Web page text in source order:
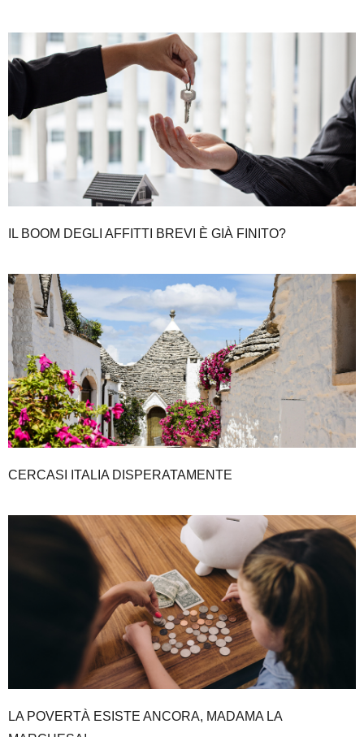
IL BOOM DEGLI AFFITTI BREVI È GIÀ FINITO?
CERCASI ITALIA DISPERATAMENTE
LA POVERTÀ ESISTE ANCORA, MADAMA LA